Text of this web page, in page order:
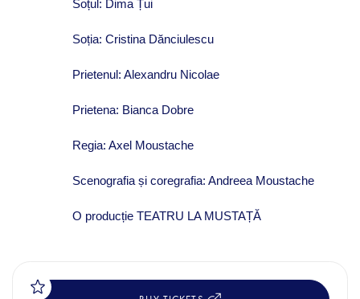
Soțul: Dima Țui
Soția: Cristina Dănciulescu
Prietenul: Alexandru Nicolae
Prietena: Bianca Dobre
Regia: Axel Moustache
Scenografia și coregrafia: Andreea Moustache
O producție TEATRU LA MUSTAȚĂ